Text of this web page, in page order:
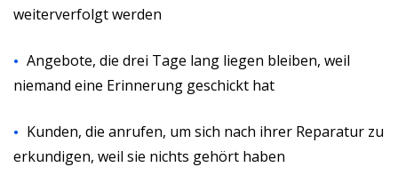
weiterverfolgt werden
Angebote, die drei Tage lang liegen bleiben, weil
niemand eine Erinnerung geschickt hat
Kunden, die anrufen, um sich nach ihrer Reparatur zu
erkundigen, weil sie nichts gehört haben